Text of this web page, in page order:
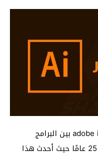
كان الظهور الأول لبرامج adobe illustrator بين البرامج
الإلكترونية لأدوبي منذ ما يقرب من 25 عامًا حيث أحدث هذا